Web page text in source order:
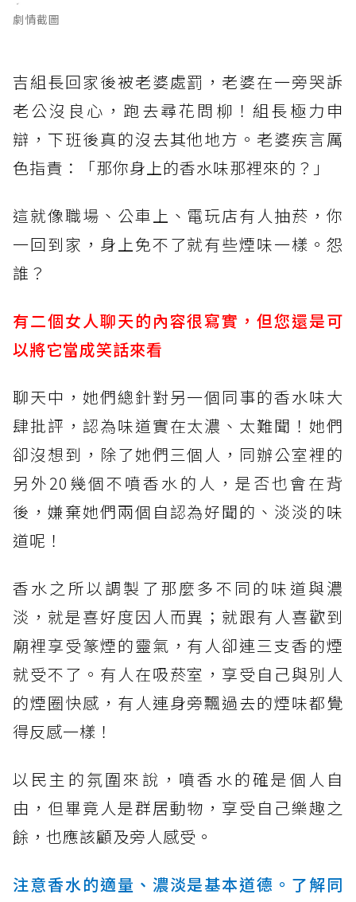
劇情截圖
吉組長回家後被老婆處罰，老婆在一旁哭訴
老公沒良心，跑去尋花問柳！組長極力申
辯，下班後真的沒去其他地方。老婆疾言厲
色指責：「那你身上的香水味那裡來的？」
這就像職場、公車上、電玩店有人抽菸，你
一回到家，身上免不了就有些煙味一樣。怨
誰？
有二個女人聊天的內容很寫實，但您還是可
以將它當成笑話來看
聊天中，她們總針對另一個同事的香水味大
肆批評，認為味道實在太濃、太難聞！她們
卻沒想到，除了她們三個人，同辦公室裡的
另外20幾個不噴香水的人，是否也會在背
後，嫌棄她們兩個自認為好聞的、淡淡的味
道呢！
香水之所以調製了那麼多不同的味道與濃
淡，就是喜好度因人而異；就跟有人喜歡到
廟裡享受篆煙的靈氣，有人卻連三支香的煙
就受不了。有人在吸菸室，享受自己與別人
的煙圈快感，有人連身旁飄過去的煙味都覺
得反感一樣！
以民主的氛圍來說，噴香水的確是個人自
由，但畢竟人是群居動物，享受自己樂趣之
餘，也應該顧及旁人感受。
注意香水的適量、濃淡是基本道德。了解同